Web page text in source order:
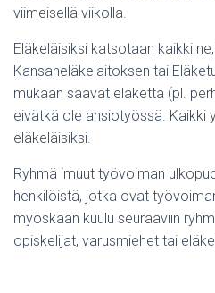
viimeisellä viikolla.
Eläkeläisiksi katsotaan kaikki
Kansaneläkelaitoksen tai
mukaan saavat eläkettä (pl.
eivätkä ole ansiotyössä. Kaikki
eläkeläisiksi.
Ryhmä ‘muut työvoiman
henkilöistä, jotka ovat
myöskään kuulu seuraaviin
opiskelijat, varusmiehet tai